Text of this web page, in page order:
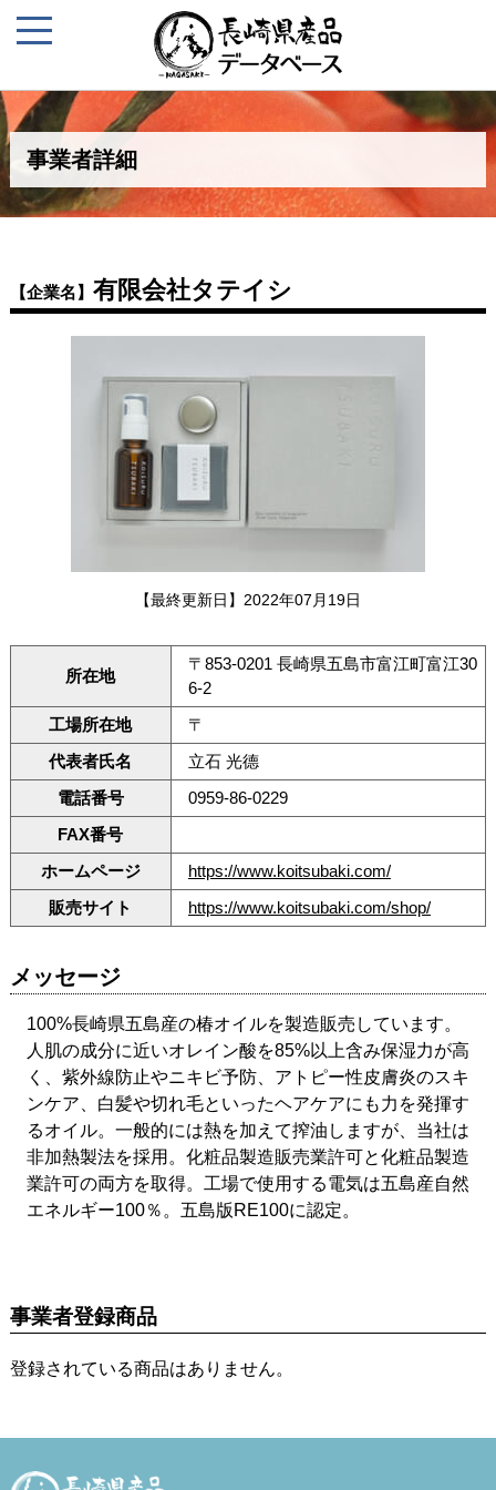
事業者詳細
【企業名】 有限会社タテイシ
【最終更新日】2022年07月19日
所在地
〒853-0201 長崎県五島市富江町富江30
6-2
工場所在地
〒
代表者氏名
立石 光德
電話番号
0959-86-0229
FAX番号
ホームページ
https://www.koitsubaki.com/
販売サイト
https://www.koitsubaki.com/shop/
メッセージ
100%長崎県五島産の椿オイルを製造販売しています。
人肌の成分に近いオレイン酸を85%以上含み保湿力が高
く、紫外線防止やニキビ予防、アトピー性皮膚炎のスキ
ンケア、白髪や切れ毛といったヘアケアにも力を発揮す
るオイル。一般的には熱を加えて搾油しますが、当社は
非加熱製法を採用。化粧品製造販売業許可と化粧品製造
業許可の両方を取得。工場で使用する電気は五島産自然
エネルギー100％。五島版RE100に認定。
事業者登録商品
登録されている商品はありません。